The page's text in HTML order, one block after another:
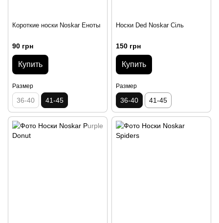
Короткие носки Noskar Еноты
90 грн
Купить
Размер
36-40 41-45
Носки Ded Noskar Сіль
150 грн
Купить
Размер
36-40 41-45